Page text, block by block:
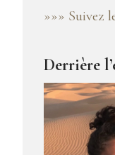
»»» Suivez
Derrière